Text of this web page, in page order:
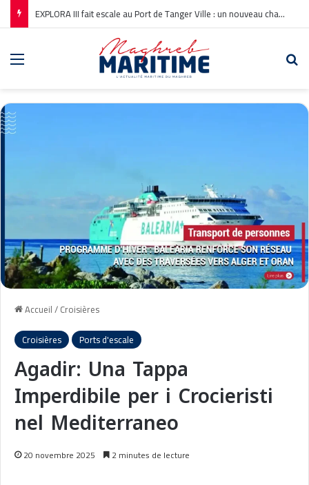
EXPLORA III fait escale au Port de Tanger Ville : un nouveau chapitre pour la croisière en Méditerranée
Accueil/Croisières
Croisières
Ports d'escale
Agadir: Una Tappa
Imperdibile per i Crocieristi
nel Mediterraneo
20 novembre 2025 2 minutes de lecture